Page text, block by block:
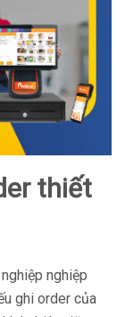
thiết
nghiệp
ghi order của